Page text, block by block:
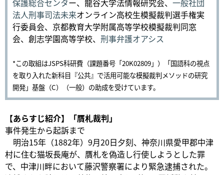
法人刑事司法未来オンライン高校生模擬裁判選手権実
行委員会、京都教育大学附属高等学校模擬裁判同窓
会、創志学園高等学校、 刑事弁護オアシス
*この取組はJSPS科研費（課題番号「20K02809」）「国語科の視点
を取り入れた新科目『公共』で活用可能な模擬裁判メソッドの研究
開発」基盤（C）（一般）の助成を受けています。
【あらすじ紹介】「贋札裁判」
事件発生から起訴まで
明治15年（1882年）9月20日夕刻、神奈川県愛甲郡中津
村に住む猫坂長庵が、贋札を偽造し行使しようとした罪
で、中津川畔において藤沢警察署により緊急逮捕された。